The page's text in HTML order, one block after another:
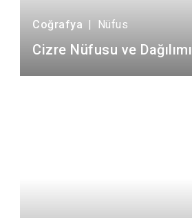
Coğrafya | Nüfus
Cizre Nüfusu ve Dağılımı